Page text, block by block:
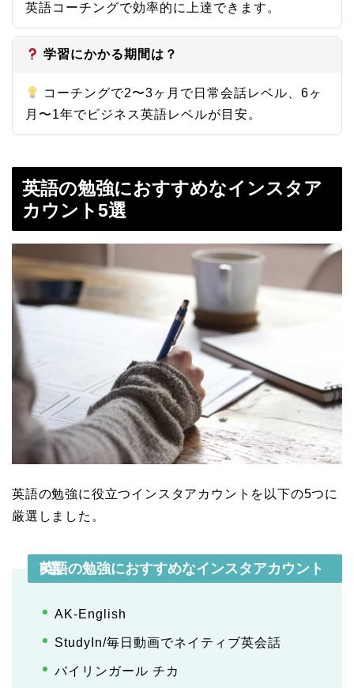
英語コーチングで効率的に上達できます。
学習にかかる期間は？
コーチングで2〜3ヶ月で日常会話レベル、6ヶ
月〜1年でビジネス英語レベルが目安。
英語の勉強におすすめなインスタア
カウント5選
英語の勉強に役立つインスタアカウントを以下の5つに
厳選しました。
英語の勉強におすすめなインスタアカウント5選
AK-English
StudyIn/毎日動画でネイティブ英会話
バイリンガール チカ